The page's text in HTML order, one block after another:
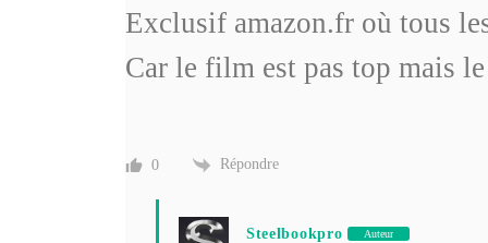
Exclusif amazon.fr où tous
Car le film est pas top mais
0 Répondre
Steelbookpro Auteur